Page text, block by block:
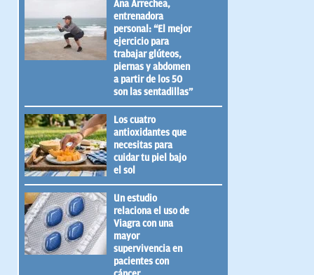
Ana Arrechea,
entrenadora
personal: “El mejor
ejercicio para
trabajar glúteos,
piernas y abdomen
a partir de los 50
son las sentadillas”
Los cuatro
antioxidantes que
necesitas para
cuidar tu piel bajo
el sol
Un estudio
relaciona el uso de
Viagra con una
mayor
supervivencia en
pacientes con